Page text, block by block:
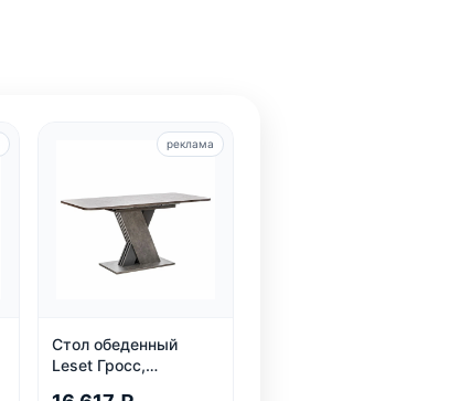
Стол обеденный
Leset Гросс,
реклама